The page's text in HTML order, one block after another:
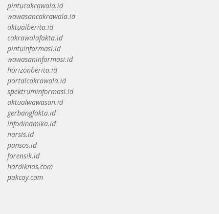
pintucakrawala.id
wawasancakrawala.id
aktualberita.id
cakrawalafakta.id
pintuinformasi.id
wawasaninformasi.id
horizonberita.id
portalcakrawala.id
spektruminformasi.id
aktualwawasan.id
gerbangfakta.id
infodinamika.id
narsis.id
pansos.id
forensik.id
hardiknas.com
pakcoy.com